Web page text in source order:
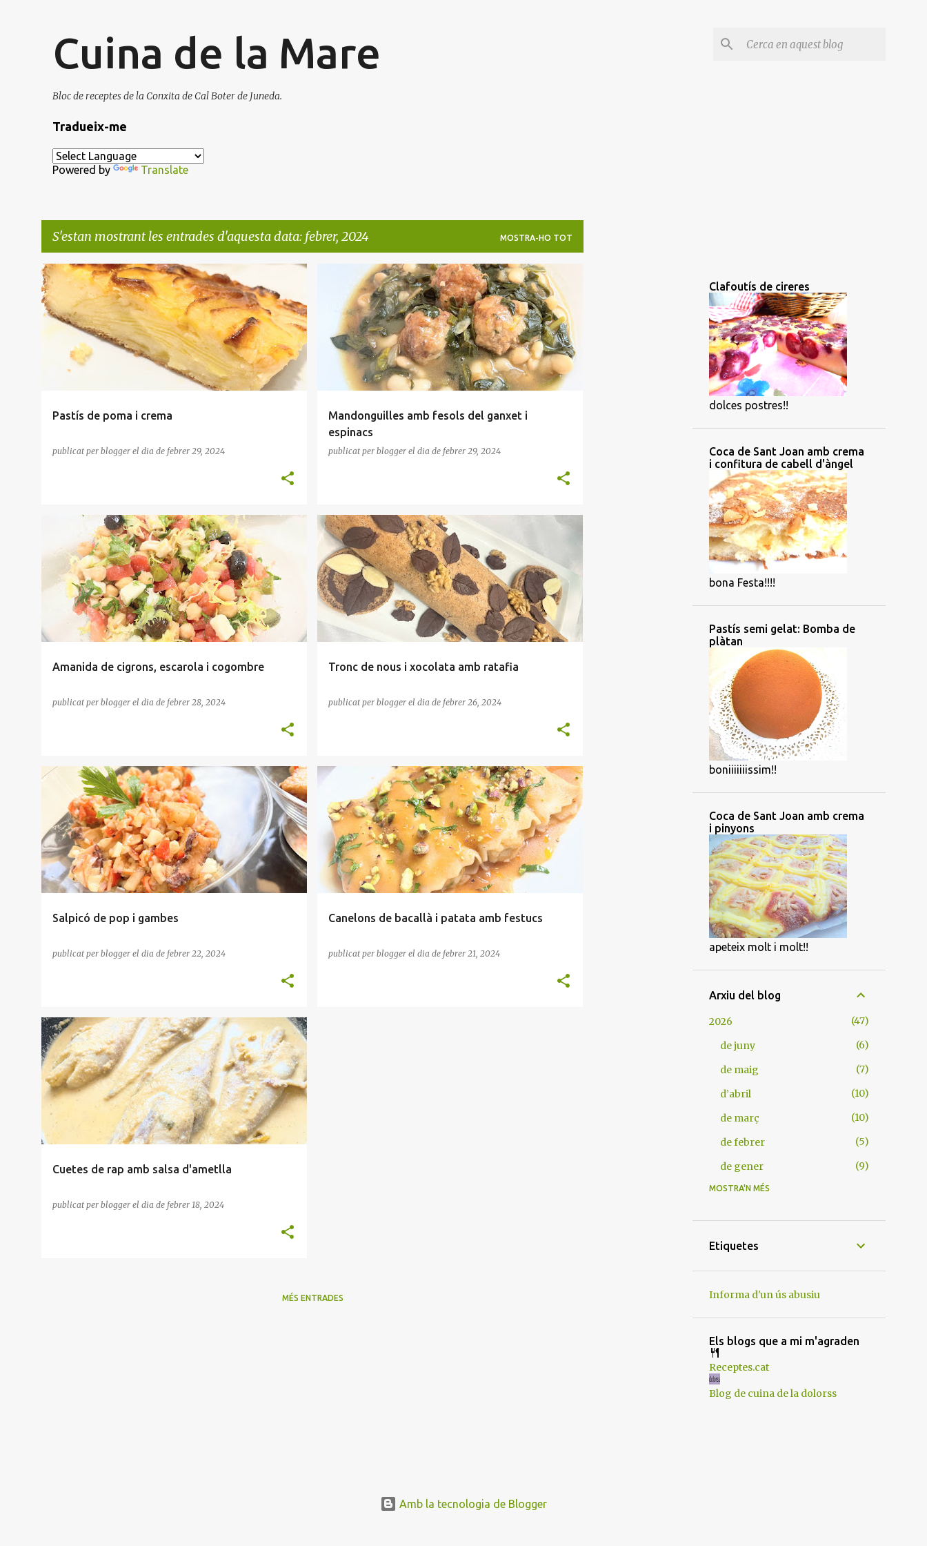
Cuina de la Mare
Bloc de receptes de la Conxita de Cal Boter de Juneda.
Tradueix-me
Powered by Translate
S'estan mostrant les entrades d'aquesta data: febrer, 2024 MOSTRA-HO TOT
E
n
Pastís de poma i crema
publicat per blogger el dia de febrer 29, 2024
CELÍACS FORN FRUITA MASSES POSTRES
Mandonguilles amb fesols del ganxet i
espinacs
publicat per blogger el dia de febrer 29, 2024
CARN PICADA ESPINACS LLEGUM
Amanida de cigrons, escarola i cogombre
publicat per blogger el dia de febrer 28, 2024
FORMATGE HORTALISSES LLEGUM
Tronc de nous i xocolata amb ratafia
publicat per blogger el dia de febrer 26, 2024
BRAÇ DE GITANO CELÍACS FORN FULLES XOCOLATA
MASSES POSTRES TRONC
Salpicó de pop i gambes
publicat per blogger el dia de febrer 22, 2024
ENTRANT MARISC SALSA VINAGRETA
Canelons de bacallà i patata amb festucs
publicat per blogger el dia de febrer 21, 2024
CANELONS FRUIT SEC
Cuetes de rap amb salsa d'ametlla
publicat per blogger el dia de febrer 18, 2024
FRUIT SEC RAP
MÉS ENTRADES
Clafoutís de cireres
dolces postres!!
Coca de Sant Joan amb crema
i confitura de cabell d'àngel
bona Festa!!!!
Pastís semi gelat: Bomba de
plàtan
boniiiiiiissim!!
Coca de Sant Joan amb crema
i pinyons
apeteix molt i molt!!
Arxiu del blog
2026
47
de juny
6
de maig
7
d’abril
10
de març
10
de febrer
5
de gener
9
2025
de novembre
de setembre
de juny
MOSTRA'N MÉS
Etiquetes
Informa d'un ús abusiu
Els blogs que a mi m'agraden
Receptes.cat
Blog de cuina de la dolorss
Amb la tecnologia de Blogger